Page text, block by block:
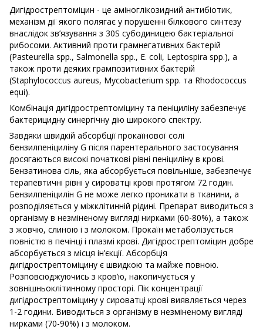
Дигідрострептоміцин - це аміноглікозидний антибіотик,
механізм дії якого полягає у порушенні білкового синтезу
внаслідок зв’язування з 30S субодиницею бактеріальної
рибосоми. Активний проти грамнегативних бактерій
(Pasteurella spp., Salmonella spp., E. coli, Leptospira spp.), а
також проти деяких грампозитивних бактерій
(Staphylococcus aureus, Mycobacterium spp. та Rhodococcus
equi).
Комбінація дигідрострептоміцину та пеніциліну забезпечує
бактерицидну синергічну дію широкого спектру.
Завдяки швидкій абсорбції прокаїнової солі
бензилпеніциліну G після парентерального застосування
досягаються високі початкові рівні пеніциліну в крові.
Бензатинова сіль, яка абсорбується повільніше, забезпечує
терапевтичні рівні у сироватці крові протягом 72 годин.
Бензилпеніцилін G не може легко проникати в тканини, а
розподіляється у міжклітинній рідині. Препарат виводиться з
організму в незміненому вигляді нирками (60-80%), а також
з жовчю, слиною і з молоком. Прокаїн метаболізується
повністю в печінці і плазмі крові. Дигідрострептоміцин добре
абсорбується з місця ін’єкції. Абсорбція
дигідрострептоміцину є швидкою та майже повною.
Розповсюджуючись з кров’ю, накопичується у
зовнішньоклітинному просторі. Пік концентрації
дигідрострептоміцину у сироватці крові виявляється через
1-2 години. Виводиться з організму в незміненому вигляді
нирками (70-90%) і з молоком.